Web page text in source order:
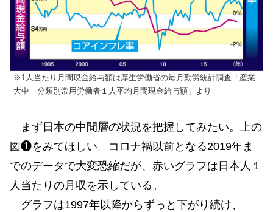
※1人当たり月間現金給与額は厚生労働省の毎月勤労統計調査「産業
大中 分類別常用労働者１人平均月間現金給与額」より
まず日本の中間層の状況を把握してみたい。上の
図❶をみてほしい。コロナ禍以前となる2019年ま
でのデータで大変恐縮だが、赤いグラフは日本人１
人当たりの月収を示している。
グラフは1997年以降からずっと下がり続け、